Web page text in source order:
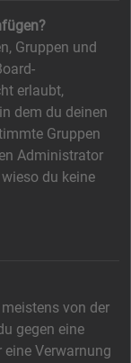
Gruppen und
erlaubt,
dem du deinen
Gruppen
Administrator
du keine
von der
gegen eine
eine Verwarnung